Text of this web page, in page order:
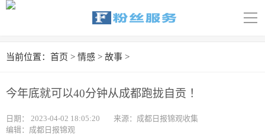
导
首页
汽车
当前位置： 首页 > 情感 > 故事 >
今年底就可以40分钟从成都跑拢自贡 ！
日期： 2023-04-02 18:05:20
来源：成都日报锦观收集
编辑：成都日报锦观